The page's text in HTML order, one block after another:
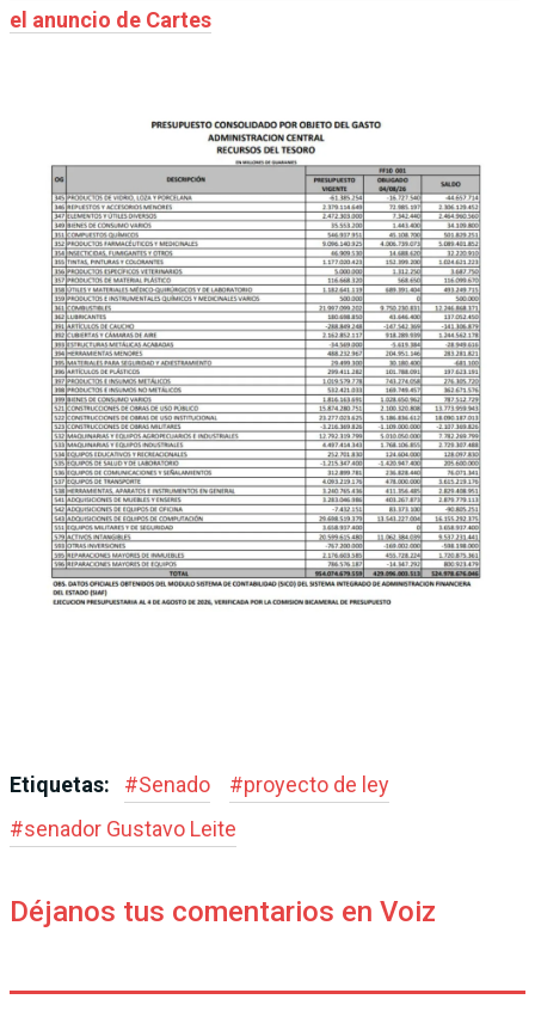
el anuncio de Cartes
Etiquetas: #Senado #proyecto de ley
#senador Gustavo Leite
Déjanos tus comentarios en Voiz